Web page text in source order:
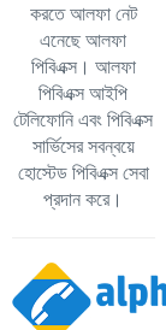
করতে আলফা নেট
এনেছে আলফা
পিবিএক্স। আলফা
পিবিএক্স আইপি
টেলিফোনি এবং পিবিএক্স
সার্ভিসের সবন্বয়ে
হোস্টেড পিবিএক্স সেবা
প্রদান করে।